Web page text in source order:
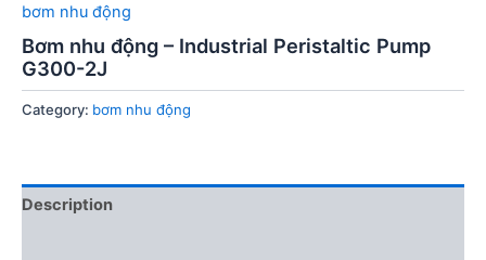
bơm nhu động
Bơm nhu động – Industrial Peristaltic Pump
G300-2J
Category: bơm nhu động
Description